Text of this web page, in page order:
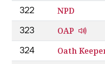
322 NPD
323 OAP
324 Oath